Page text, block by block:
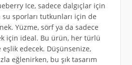
Ice, sadece dalgıçlar için
su sporları tutkunları için de
Yüzme, sörf ya da sadece
için ideal. Bu ürün, her türlü
edecek. Düşünsenize,
eğlenirken, bu şık tasarım